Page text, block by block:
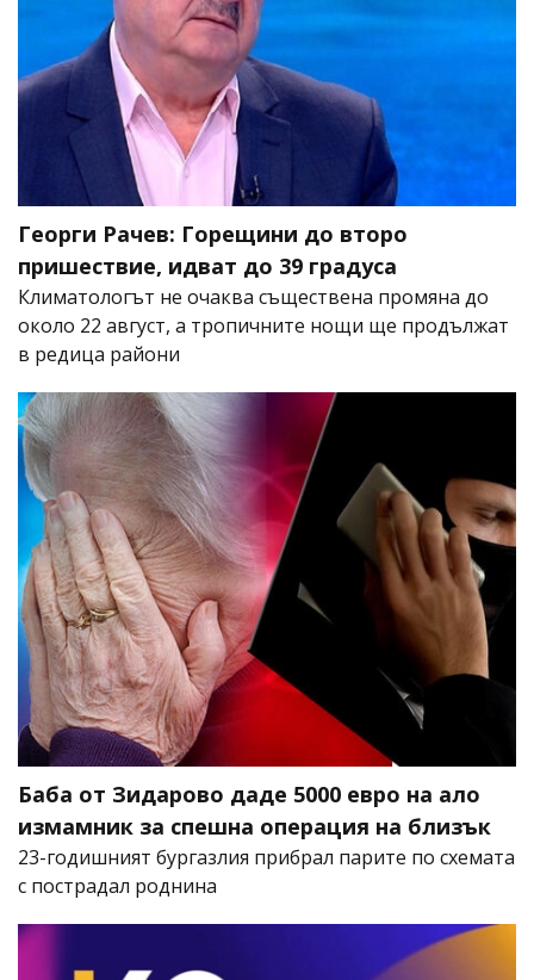
Георги Рачев: Горещини до второ
пришествие, идват до 39 градуса
Климатологът не очаква съществена промяна до
около 22 август, а тропичните нощи ще продължат
в редица райони
Баба от Зидарово даде 5000 евро на ало
измамник за спешна операция на близък
23-годишният бургазлия прибрал парите по схемата
с пострадал роднина